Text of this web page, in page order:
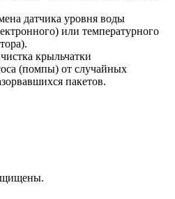
датчика уровня воды
или температурного
крыльчатки
(помпы) от случайных
пакетов.